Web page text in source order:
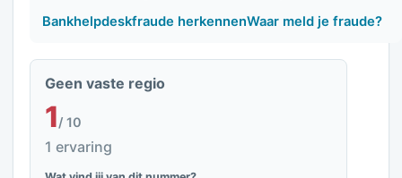
Bankhelpdeskfraude herkennenWaar meld je fraude?
Geen vaste regio
1/ 10
1 ervaring